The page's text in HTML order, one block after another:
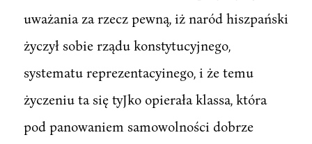
uważania za rzecz pewną, iż naród hiszpański
życzył sobie rządu konstytucyjnego,
systematu reprezentacyinego, i że temu
życzeniu ta się tyJko opierała klassa, która
pod panowaniem samowolności dobrze